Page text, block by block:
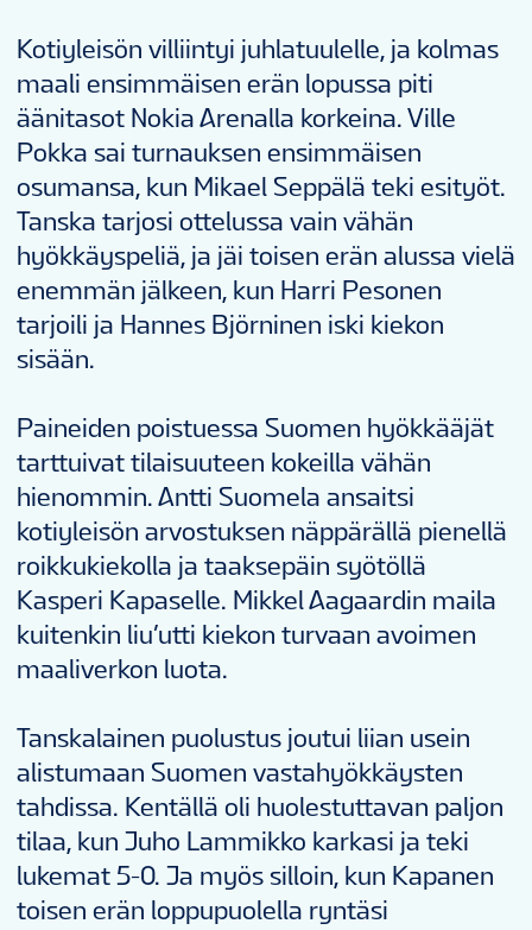
Kotiyleisön villiintyi juhlatuulelle, ja kolmas
maali ensimmäisen erän lopussa piti
äänitasot Nokia Arenalla korkeina. Ville
Pokka sai turnauksen ensimmäisen
osumansa, kun Mikael Seppälä teki esityöt.
Tanska tarjosi ottelussa vain vähän
hyökkäyspeliä, ja jäi toisen erän alussa vielä
enemmän jälkeen, kun Harri Pesonen
tarjoili ja Hannes Björninen iski kiekon
sisään.
Paineiden poistuessa Suomen hyökkääjät
tarttuivat tilaisuuteen kokeilla vähän
hienommin. Antti Suomela ansaitsi
kotiyleisön arvostuksen näppärällä pienellä
roikkukiekolla ja taaksepäin syötöllä
Kasperi Kapaselle. Mikkel Aagaardin maila
kuitenkin liu’utti kiekon turvaan avoimen
maaliverkon luota.
Tanskalainen puolustus joutui liian usein
alistumaan Suomen vastahyökkäysten
tahdissa. Kentällä oli huolestuttavan paljon
tilaa, kun Juho Lammikko karkasi ja teki
lukemat 5-0. Ja myös silloin, kun Kapanen
toisen erän loppupuolella ryntäsi